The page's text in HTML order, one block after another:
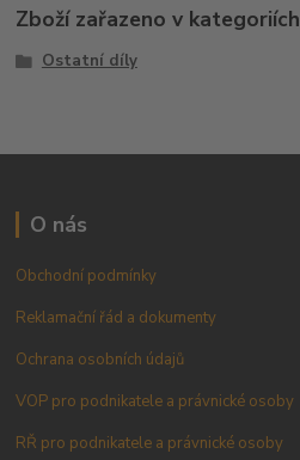
Zboží zařazeno v kategoriích
Ostatní díly
O nás
Obchodní podmínky
Reklamační řád a dokumenty
Ochrana osobních údajů
VOP pro podnikatele a právnické osoby
RŘ pro podnikatele a právnické osoby